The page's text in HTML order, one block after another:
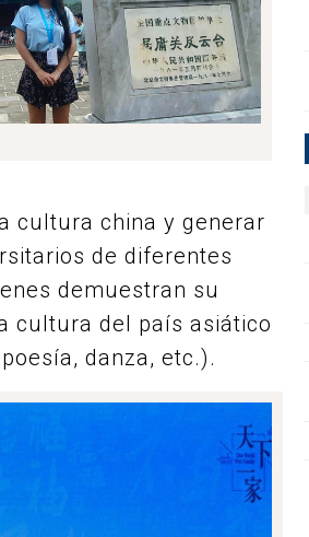
cultura china y generar
de diferentes
demuestran su
cultura del país asiático
danza, etc.).